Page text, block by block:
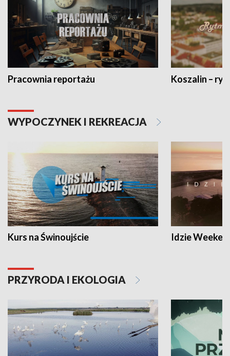
Pracownia reportażu Koszalin –
WYPOCZYNEK I REKREACJA
Kurs na Świnoujście Idzie
PRZYRODA I EKOLOGIA